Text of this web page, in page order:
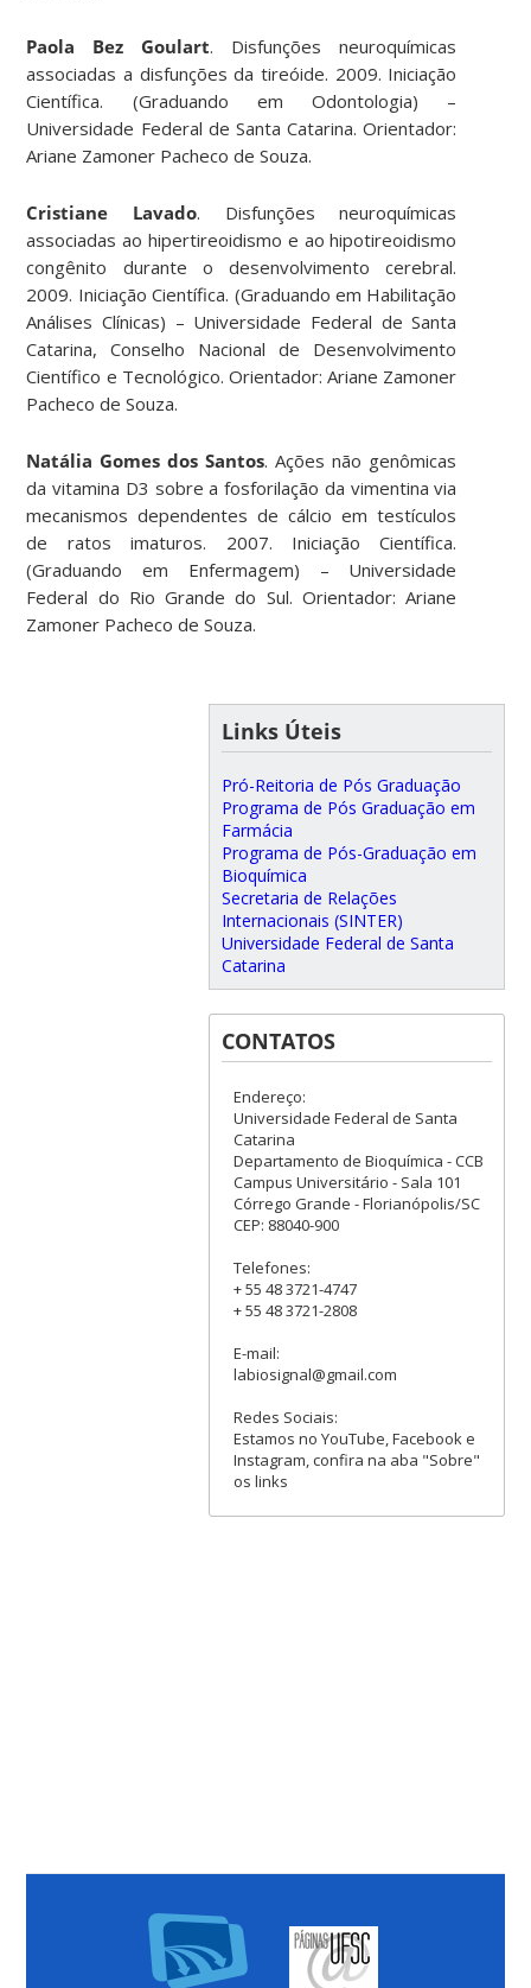
Paola Bez Goulart. Disfunções neuroquímicas
associadas a disfunções da tireóide. 2009. Iniciação
Científica. (Graduando em Odontologia) –
Universidade Federal de Santa Catarina. Orientador:
Ariane Zamoner Pacheco de Souza.
Cristiane Lavado. Disfunções neuroquímicas
associadas ao hipertireoidismo e ao hipotireoidismo
congênito durante o desenvolvimento cerebral.
2009. Iniciação Científica. (Graduando em Habilitação
Análises Clínicas) – Universidade Federal de Santa
Catarina, Conselho Nacional de Desenvolvimento
Científico e Tecnológico. Orientador: Ariane Zamoner
Pacheco de Souza.
Natália Gomes dos Santos. Ações não genômicas
da vitamina D3 sobre a fosforilação da vimentina via
mecanismos dependentes de cálcio em testículos
de ratos imaturos. 2007. Iniciação Científica.
(Graduando em Enfermagem) – Universidade
Federal do Rio Grande do Sul. Orientador: Ariane
Zamoner Pacheco de Souza.
Links Úteis
Pró-Reitoria de Pós Graduação
Programa de Pós Graduação em
Farmácia
Programa de Pós-Graduação em
Bioquímica
Secretaria de Relações
Internacionais (SINTER)
Universidade Federal de Santa
Catarina
CONTATOS
Endereço:
Universidade Federal de Santa
Catarina
Departamento de Bioquímica - CCB
Campus Universitário - Sala 101
Córrego Grande - Florianópolis/SC
CEP: 88040-900
Telefones:
+ 55 48 3721-4747
+ 55 48 3721-2808
E-mail:
labiosignal@gmail.com
Redes Sociais:
Estamos no YouTube, Facebook e
Instagram, confira na aba "Sobre"
os links